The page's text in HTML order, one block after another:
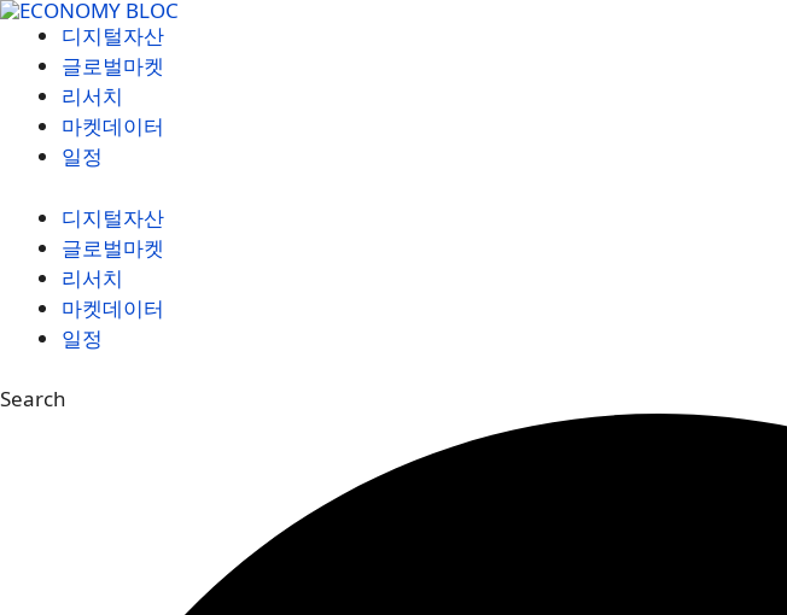
컨
디지털자산
글로벌마켓
리서치
마켓데이터
일정
디지털자산
글로벌마켓
리서치
마켓데이터
일정
Search